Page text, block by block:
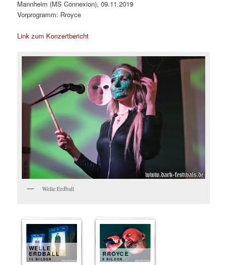
Mannheim (MS Connexion), 09.11.2019
Vorprogramm: Rroyce
Link zum Konzertbericht
Welle:Erdball
WELLE
ERDBALL
15 BILDER
RROYCE
8 BILDER